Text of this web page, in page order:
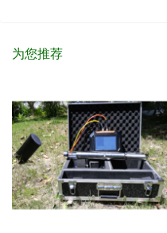
为您推荐